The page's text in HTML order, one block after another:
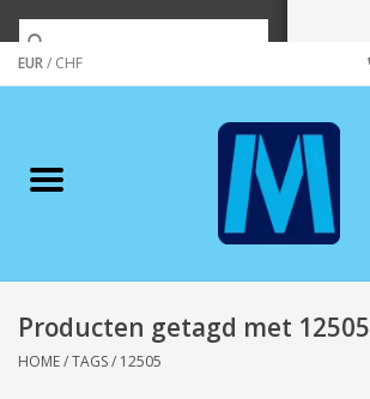
EUR/ CHF
Merken
Wonen/koken/huishouden
Producten getagd met 12505
HOME/TAGS/ 12505